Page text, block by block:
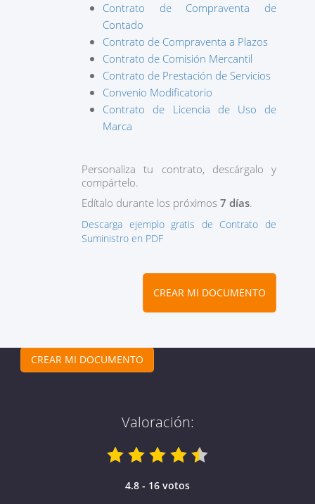
Contrato de Compraventa de
Contado
Contrato de Compraventa a Plazos
Contrato de Comisión Mercantil
Contrato de Prestación de Servicios
Convenio Modificatorio
Contrato de Licencia de Uso de
Marca
Personaliza tu contrato, descárgalo y
compártelo.
Edítalo durante los próximos7 días.
Descarga ejemplo gratis de Contrato de
Suministro en PDF
CREAR MI DOCUMENTO
CREAR MI DOCUMENTO
Valoración:
4.8 - 16 votos